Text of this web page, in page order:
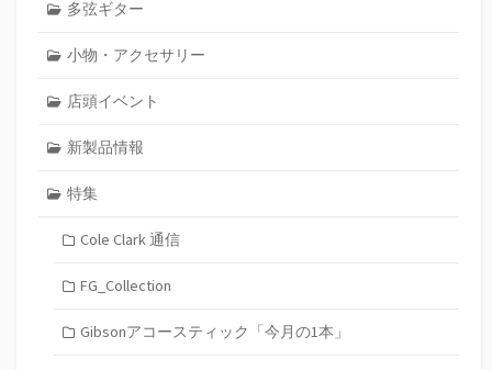
多弦ギター
小物・アクセサリー
店頭イベント
新製品情報
特集
Cole Clark 通信
FG_Collection
Gibsonアコースティック「今月の1本」